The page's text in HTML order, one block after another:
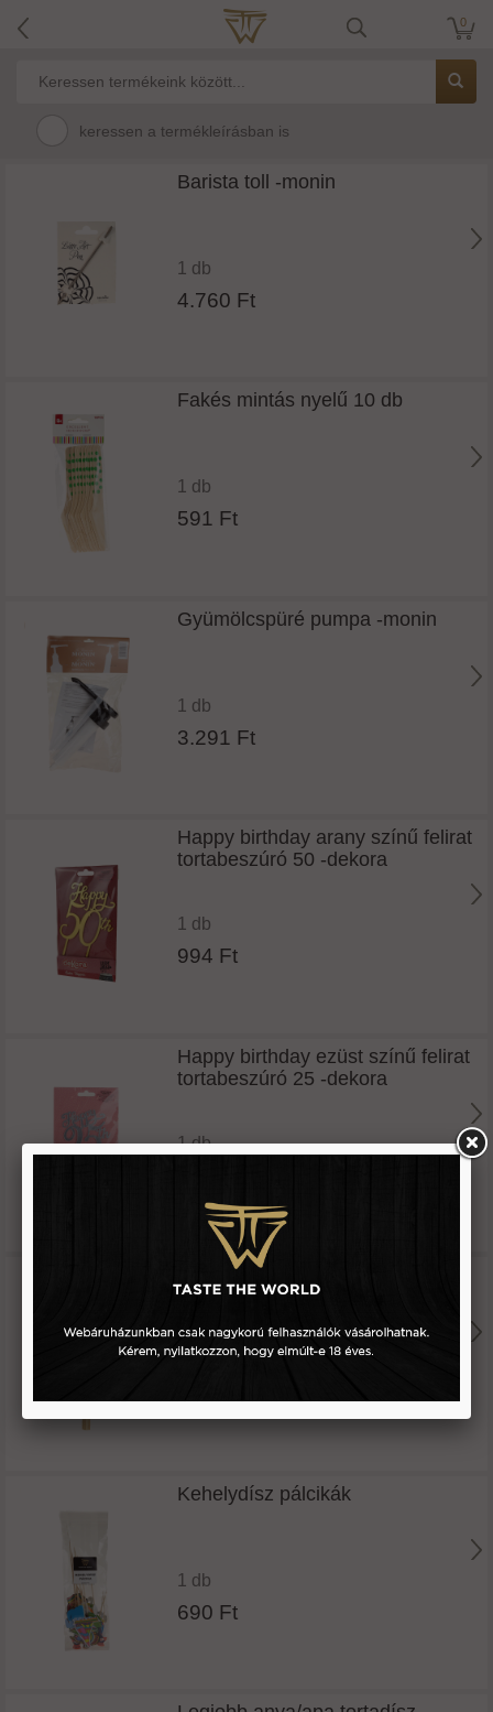
0
keressen a termékleírásban is
Barista toll -monin
1 db
4.760 Ft
Fakés mintás nyelű 10 db
1 db
591 Ft
Gyümölcspüré pumpa -monin
1 db
3.291 Ft
Happy birthday arany színű felirat
tortabeszúró 50 -dekora
1 db
994 Ft
Happy birthday ezüst színű felirat
tortabeszúró 25 -dekora
1 db
Hurkapálca o5 mm 45 cm 20 db
1 db
Kehelydísz pálcikák
1 db
690 Ft